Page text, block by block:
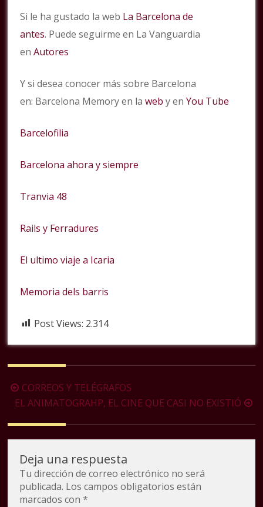
Si le ha gustado la web La Barcelona de
antes. Puede seguirme en La Vanguardia
enAutores
Y si desea conocer más sobre Barcelona
en: Barcelona Memory en laweb y enYou Tube
Barcelofilia
Barcelona ahora y siempre
Tranvia 48
Rails y Ferradures
El ultimo viaje a Icaria
Memoria dels barris
Post Views: 2.314
Navegación
de
la
entrada
CORREOS Y TELÉGRAFOS
EL ANIMATOGRAHP, EL CINE QUE CASI NO EXISTIÓ
Deja una respuesta
Tu dirección de correo electrónico no será
publicada. Los campos obligatorios están
marcados con*